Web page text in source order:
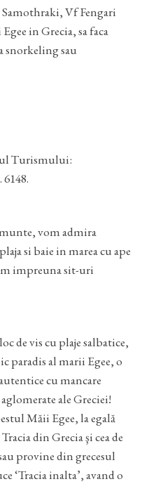
Vf Fengari
in Grecia, sa faca
snorkeling sau
Turismului:
munte, vom admira
si baie in marea cu ape
impreuna sit-uri
de vis cu plaje salbatice,
paradis al marii Egee, o
cu mancare
ale Greciei!
Măii Egee, la egală
din Grecia şi cea de
provine din grecesul
‘Tracia inalta’, avand o